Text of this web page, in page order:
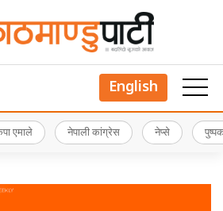
English
एमाले नेपाली कांग्रेस नेप्से